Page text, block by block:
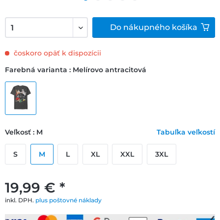
19,99 € *
inkl. DPH. plus poštovné náklady
čoskoro opäť k dispozícii
Farebná varianta : Melírovo antracitová
Veľkosť : M Tabuľka veľkostí
S M L XL XXL 3XL
Do nákupného košíka